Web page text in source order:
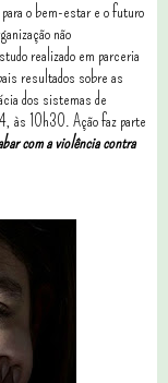
o bem-estar e o futuro
não
realizado em parceria
resultados sobre as
dos sistemas de
às 10h30. Ação faz parte
com a violência contra